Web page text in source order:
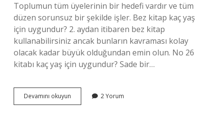
Toplumun tüm üyelerinin bir hedefi vardır ve tüm
düzen sorunsuz bir şekilde işler. Bez kitap kaç yaş
için uygundur? 2. aydan itibaren bez kitap
kullanabilirsiniz ancak bunların kavraması kolay
olacak kadar büyük olduğundan emin olun. No 26
kitabı kaç yaş için uygundur? Sade bir…
Devamını okuyun
Insan
2 Yorum